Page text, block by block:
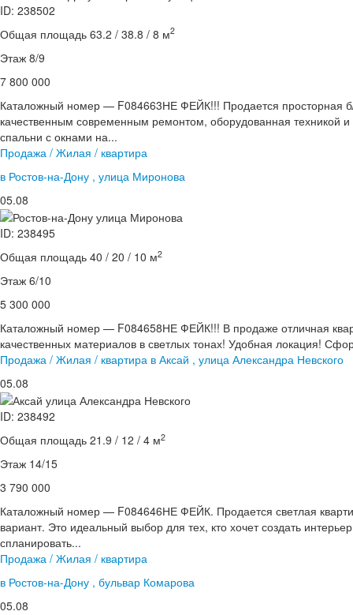
ID: 238502
Общая площадь 63.2 / 38.8 / 8 м2
Этаж 8/9
7 800 000
Каталожный номер — F084663НЕ ФЕЙК!!! Продается просторная
качественным современным ремонтом, оборудованная техникой
спальни с окнами на...
Продажа / Жилая / квартира
в Ростов-на-Дону , улица Миронова
05.08
ID: 238495
Общая площадь 40 / 20 / 10 м2
Этаж 6/10
5 300 000
Каталожный номер — F084658НЕ ФЕЙК!!! В продаже отличная
качественных материалов в светлых тонах! Удобная локация!
Продажа / Жилая / квартира в Аксай , улица Александра Невского
05.08
ID: 238492
Общая площадь 21.9 / 12 / 4 м2
Этаж 14/15
3 790 000
Каталожный номер — F084646НЕ ФЕЙК. Продается светлая
вариант. Это идеальный выбор для тех, кто хочет создать
спланировать...
Продажа / Жилая / квартира
в Ростов-на-Дону , бульвар Комарова
05.08